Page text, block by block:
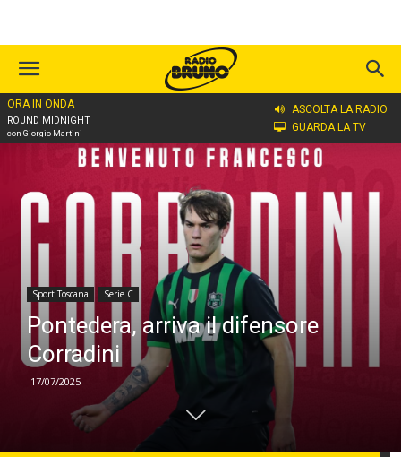
ORA IN ONDA
ROUND MIDNIGHT
con Giorgio Martini
ASCOLTA LA RADIO
GUARDA LA TV
Home
Sport Toscana Serie C
Pontedera, arriva il difensore
Corradini
17/07/2025